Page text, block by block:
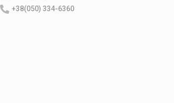
+38(050) 334-6360